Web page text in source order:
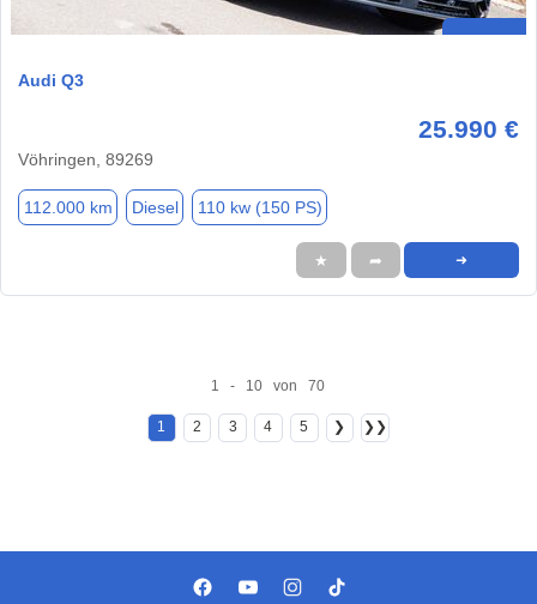
Audi Q3
25.990 €
Vöhringen, 89269
112.000 km Diesel 110 kw (150 PS)
★ ➦ ➜
1 - 10 von 70
1 2 3 4 5 ❯ ❯❯